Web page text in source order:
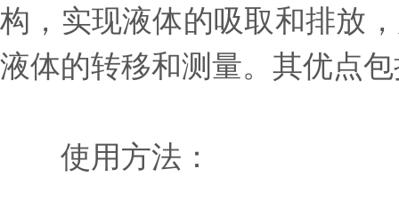
构，实现液体的吸取和排放
液体的转移和测量。其优点
使用方法：